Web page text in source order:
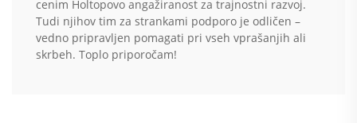
cenim Holtopovo angažiranost za trajnostni razvoj.
Tudi njihov tim za strankami podporo je odličen –
vedno pripravljen pomagati pri vseh vprašanjih ali
skrbeh. Toplo priporočam!